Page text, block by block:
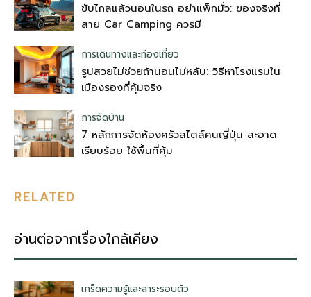
ขับไกลแล้วนอนในรถ อย่าแพ็กมั่ว: ของจริงที่
สาย Car Camping ควรมี
การเดินทางและท่องเที่ยว
รูปสวยไม่ช่วยถ้านอนไม่หลับ: วิธีหาโรงแรมใน
เมืองรองที่คุ้มจริง
การจัดบ้าน
7 หลักการจัดห้องครัวสไตล์คนญี่ปุ่น สะอาด
เรียบร้อย ใช้พื้นที่คุ้ม
RELATED
อ่านต่อจากเรื่องใกล้เคียง
เกร็ดความรู้และสาระรอบตัว